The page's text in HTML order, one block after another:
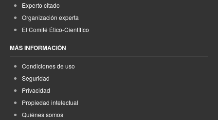
Experto citado
Organización experta
El Comité Ético-Científico
MÁS INFORMACIÓN
Condiciones de uso
Seguridad
Privacidad
Propiedad intelectual
Quiénes somos